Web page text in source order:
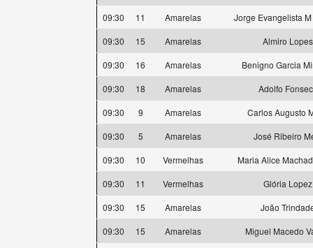
09:30
11 Amarelas
Jorge Evangelista
09:30
15 Amarelas
Almiro Lopes
09:30
16 Amarelas
Benigno Garcia
09:30
18 Amarelas
Adolfo
09:30
9 Amarelas
Carlos Augusto
09:30
5 Amarelas
José Ribeiro
09:30
10 Vermelhas
Maria Alice
09:30
11 Vermelhas
Glória Lopez
09:30
15 Amarelas
João
09:30
15 Amarelas
Miguel Macedo